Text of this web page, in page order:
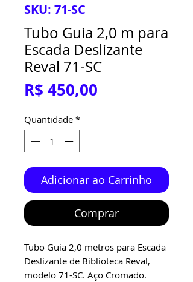
SKU: 71-SC
Tubo Guia 2,0 m para
Escada Deslizante
Reval 71-SC
R$ 450,00
Quantidade *
Adicionar ao Carrinho
Comprar
Tubo Guia 2,0 metros para Escada
Deslizante de Biblioteca Reval,
modelo 71-SC. Aço Cromado.